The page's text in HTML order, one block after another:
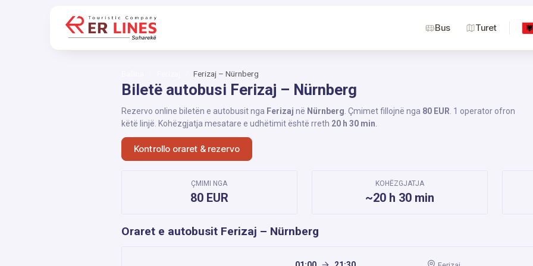
Bus Turet
Ferizaj – Nürnberg
Biletë autobusi Ferizaj – Nürnberg
Rezervo online biletën e autobusit nga Ferizaj në Nürnberg . Çmimet fillojnë nga 80 EUR . 1 operator ofron
këtë linjë. Kohëzgjatja mesatare e udhëtimit është rreth 20 h 30 min
Kontrollo oraret & rezervo
ÇMIMI NGA
80 EUR
KOHËZGJATJA
~20 h 30 min
Oraret e autobusit Ferizaj – Nürnberg